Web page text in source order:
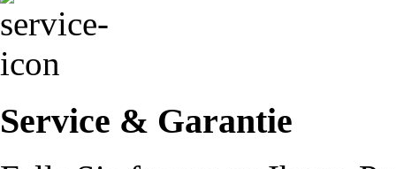
Service & Garantie